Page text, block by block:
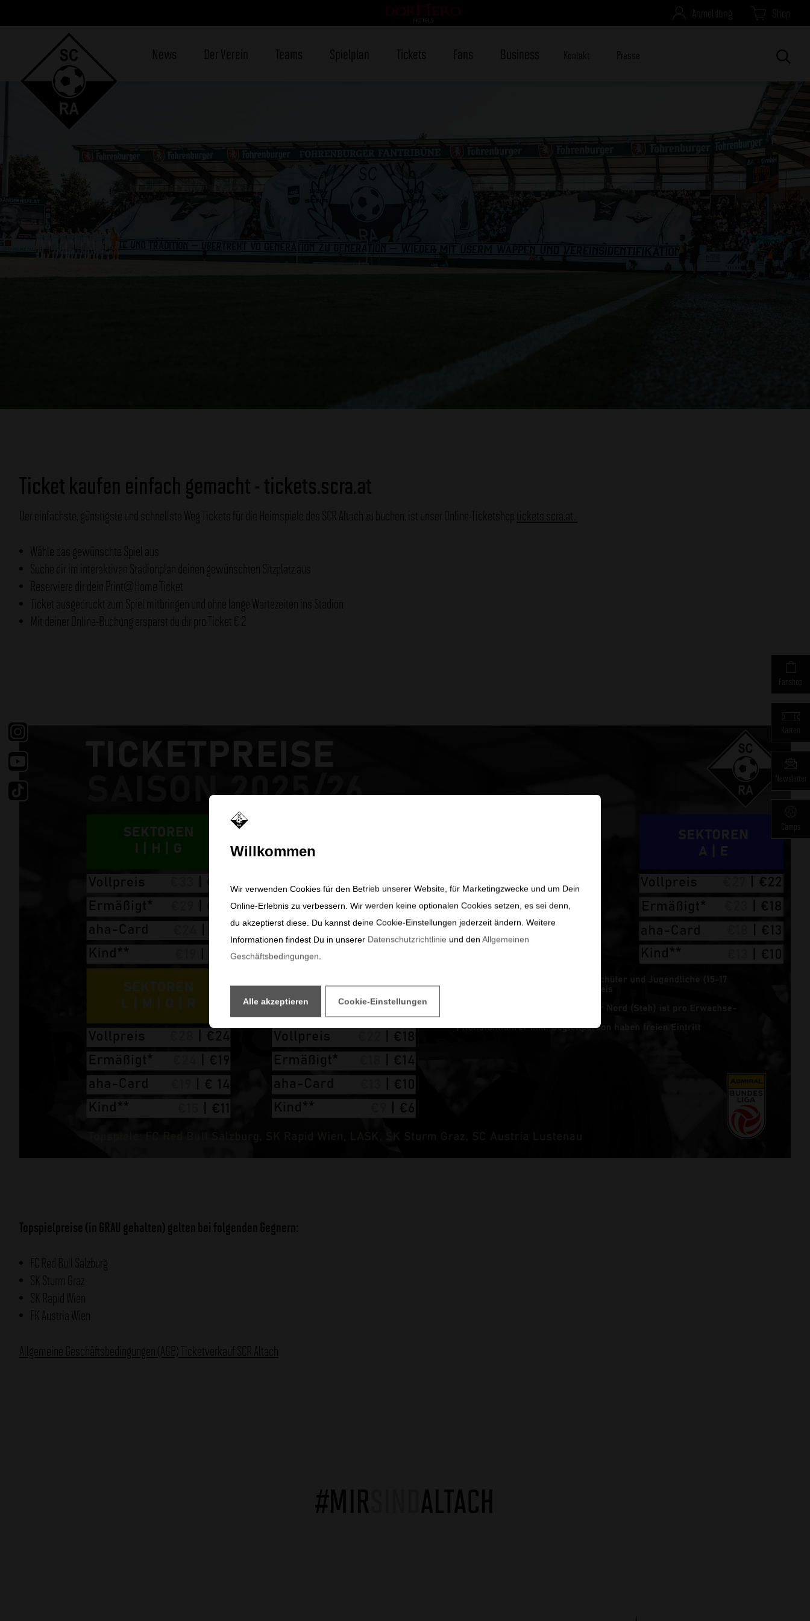
Anmeldung Shop
News Der Verein Teams Spielplan Tickets Fans Business Kontakt Presse
Ticket kaufen einfach gemacht - tickets.scra.at
Der einfachste, günstigste und schnellste Weg Tickets für die Heimspiele des SCR Altach zu buchen, ist unser Online-Ticketshoptickets.scra.at.
Wähle das gewünschte Spiel aus
Suche dir im interaktiven Stadionplan deinen gewünschten Sitzplatz aus
Reserviere dir dein Print@Home Ticket
Ticket ausgedruckt zum Spiel mitbringen und ohne lange Wartezeiten ins Stadion
Mit deiner Online-Buchung ersparst du dir pro Ticket € 2
Topspielpreise (in GRAU gehalten) gelten bei folgenden Gegnern:
FC Red Bull Salzburg
SK Sturm Graz
SK Rapid Wien
FK Austria Wien
Allgemeine Geschäftsbedingungen (AGB) Ticketverkauf SCR Altach
#MIR ALTACH
Instragram
Youtube
Tiktok
Karten
Newsletter
Willkommen
Wir verwenden Cookies für den Betrieb unserer Website, für Marketingzwecke und um Dein
Online-Erlebnis zu verbessern. Wir werden keine optionalen Cookies setzen, es sei denn,
du akzeptierst diese. Du kannst deine Cookie-Einstellungen jederzeit ändern. Weitere
Informationen findest Du in unserer Datenschutzrichtlinie und den Allgemeinen
Geschäftsbedingungen
Alle akzeptieren Cookie-Einstellungen